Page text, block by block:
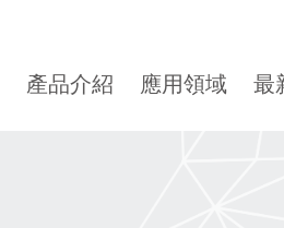
產品介紹 應用領域 最